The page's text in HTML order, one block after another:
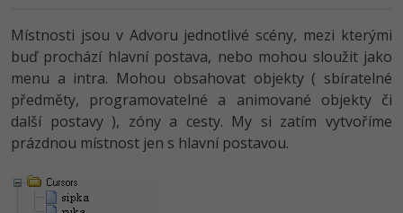
Místnosti jsou v Advoru jednotlivé scény, mezi kterými
buď prochází hlavní postava, nebo mohou sloužit jako
menu a intra. Mohou obsahovat objekty ( sbíratelné
předměty, programovatelné a animované objekty či
další postavy ), zóny a cesty. My si zatím vytvoříme
prázdnou místnost jen s hlavní postavou.